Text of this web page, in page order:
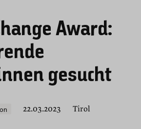
Award:
gesucht
22.03.2023 Tirol